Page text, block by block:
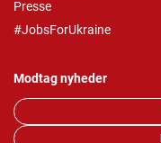
Presse
#JobsForUkraine
Modtag nyheder